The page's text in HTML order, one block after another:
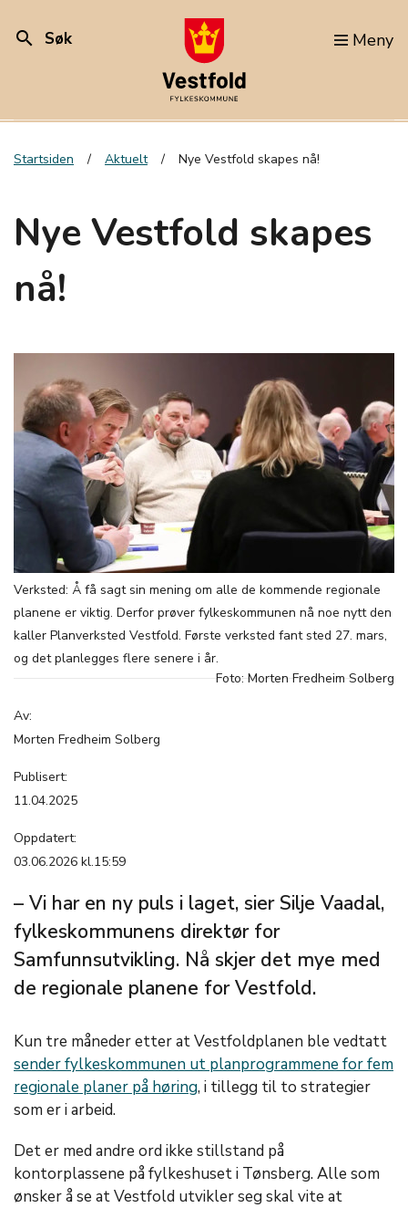
search Søk Meny
Startsiden Aktuelt Nye Vestfold skapes nå!
Nye Vestfold skapes
nå!
Verksted: Å få sagt sin mening om alle de kommende regionale
planene er viktig. Derfor prøver fylkeskommunen nå noe nytt den
kaller Planverksted Vestfold. Første verksted fant sted 27. mars,
og det planlegges flere senere i år.
Foto: Morten Fredheim Solberg
Av:
Morten Fredheim Solberg
Publisert:
11.04.2025
Oppdatert:
03.06.2026 kl.15:59
– Vi har en ny puls i laget, sier Silje Vaadal,
fylkeskommunens direktør for
Samfunnsutvikling. Nå skjer det mye med
de regionale planene for Vestfold.
Kun tre måneder etter at Vestfoldplanen ble vedtatt
sender fylkeskommunen ut planprogrammene for fem
regionale planer på høring, i tillegg til to strategier
som er i arbeid.
Det er med andre ord ikke stillstand på
kontorplassene på fylkeshuset i Tønsberg. Alle som
ønsker å se at Vestfold utvikler seg skal vite at